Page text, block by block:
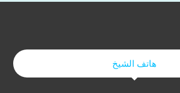
هاتف الشيخ